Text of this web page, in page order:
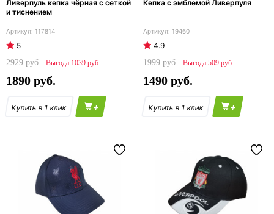
Ливерпуль кепка чёрная с сеткой
и тиснением
117814
5
2929
1039
1890
+
Кепка с эмблемой Ливерпуля
19460
4.9
1999
509
1490
+